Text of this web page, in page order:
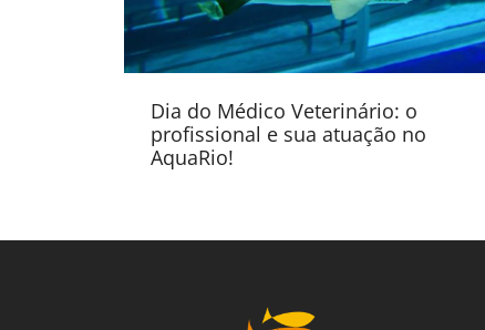
Dia do Médico Veterinário: o
profissional e sua atuação no
AquaRio!